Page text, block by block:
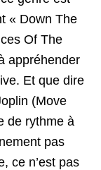
« Down The
Of The
appréhender
Et que dire
(Move
de rythme à
pas
ce n’est pas